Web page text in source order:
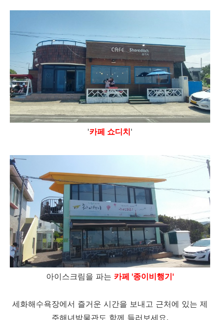
'카페 쇼디치'
아이스크림을 파는 카페 '종이비행기'
세화해수욕장에서 즐거운 시간을 보내고 근처에 있는 제
주해녀박물관도 함께 들러보세요.